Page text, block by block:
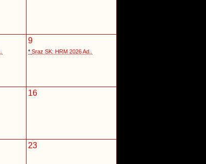
9
* Sraz SK: HRM 2026 Ad..
16
23